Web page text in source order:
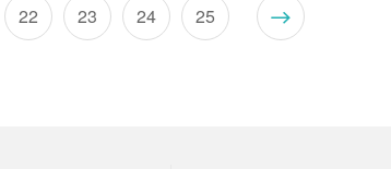
22 23 24 25